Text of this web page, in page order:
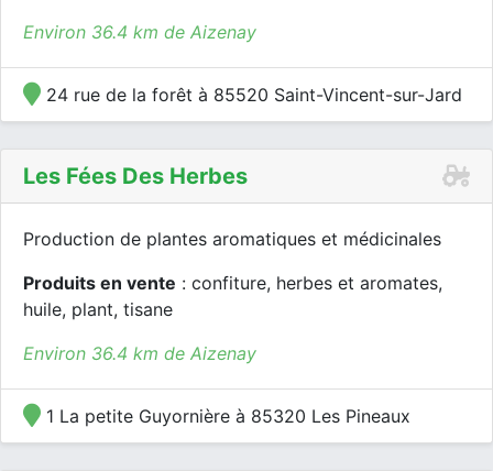
Environ 36.4 km de Aizenay
24 rue de la forêt à 85520 Saint-Vincent-sur-Jard
Les Fées Des Herbes
Production de plantes aromatiques et médicinales
Produits en vente : confiture, herbes et aromates,
huile, plant, tisane
Environ 36.4 km de Aizenay
1 La petite Guyornière à 85320 Les Pineaux